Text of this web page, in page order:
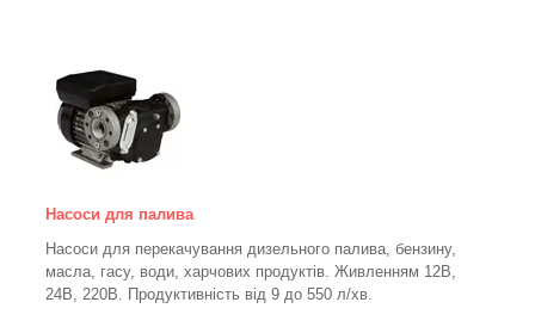
Насоси для палива
Насоси для перекачування дизельного палива, бензину,
масла, гасу, води, харчових продуктів. Живленням 12В,
24В, 220В. Продуктивність від 9 до 550 л/хв.